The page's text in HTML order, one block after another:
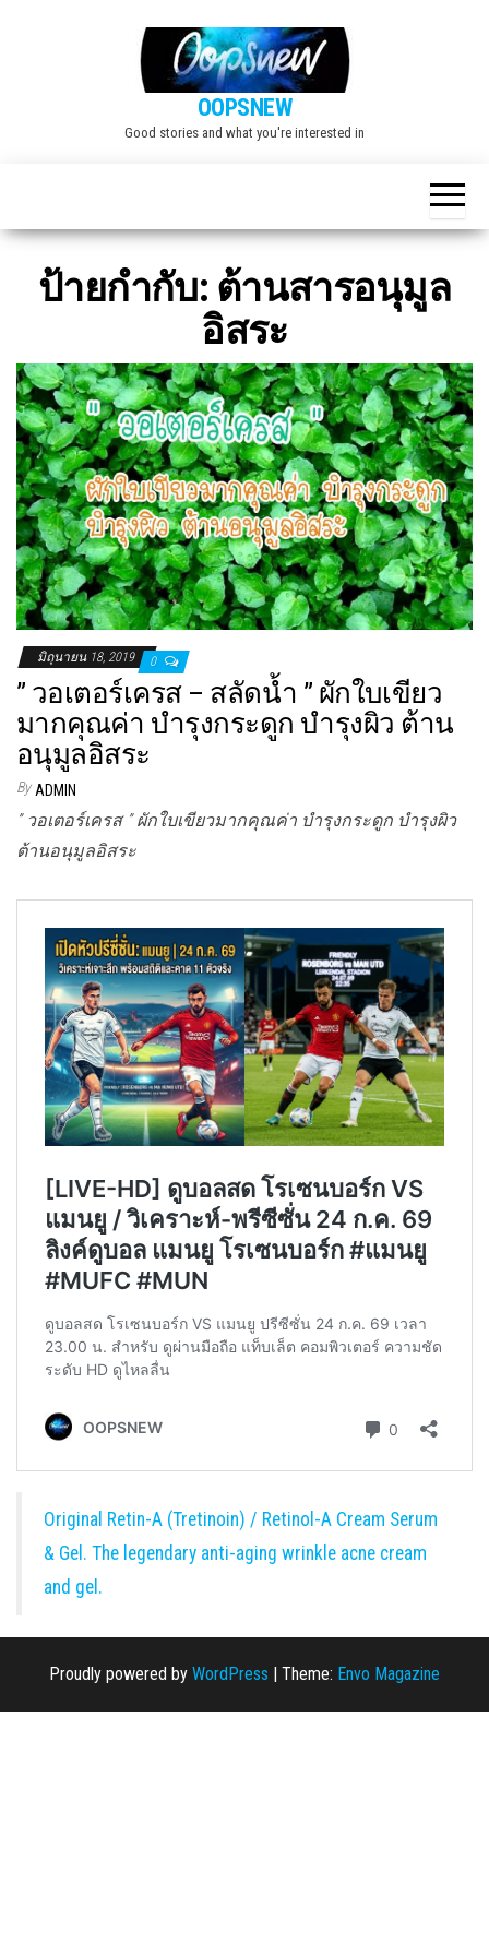
OOPSNEW
Good stories and what you're interested in
ป้ายกำกับ: ต้านสารอนุมูล
อิสระ
มิถุนายน 18, 2019 0
” วอเตอร์เครส – สลัดน้ำ ” ผักใบเขียว
มากคุณค่า บำรุงกระดูก บำรุงผิว ต้าน
อนุมูลอิสระ
By ADMIN
” วอเตอร์เครส ” ผักใบเขียวมากคุณค่า บำรุงกระดูก บำรุงผิว
ต้านอนุมูลอิสระ
Original Retin-A (Tretinoin) / Retinol-A Cream Serum
& Gel. The legendary anti-aging wrinkle acne cream
and gel.
Proudly powered by WordPress | Theme: Envo Magazine